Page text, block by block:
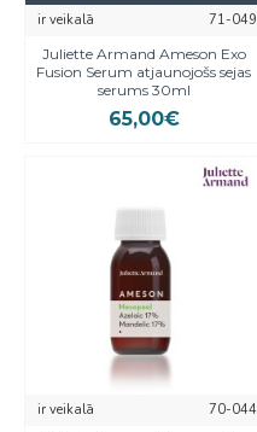
ir veikalā
71-049
Juliette Armand Ameson Exo
Fusion Serum atjaunojošs sejas
serums 30ml
65,00€
ir veikalā
70-044